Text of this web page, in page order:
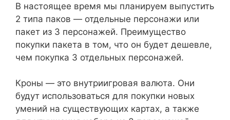
В настоящее время мы планируем выпустить
2 типа паков — отдельные персонажи или
пакет из 3 персонажей. Преимущество
покупки пакета в том, что он будет дешевле,
чем покупка 3 отдельных персонажей.
Кроны — это внутриигровая валюта. Они
будут использоваться для покупки новых
умений на существующих картах, а также